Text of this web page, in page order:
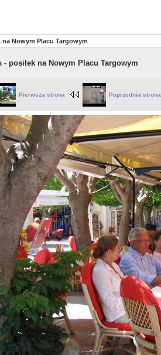
na Nowym Placu Targowym
- posiłek na Nowym Placu Targowym
Pierwsza strona Poprzednia strona